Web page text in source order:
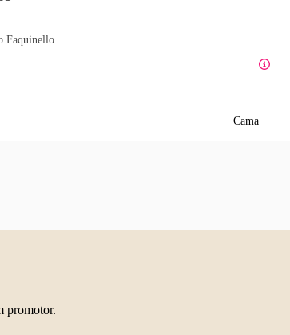
Faquinello
Cama
promotor.